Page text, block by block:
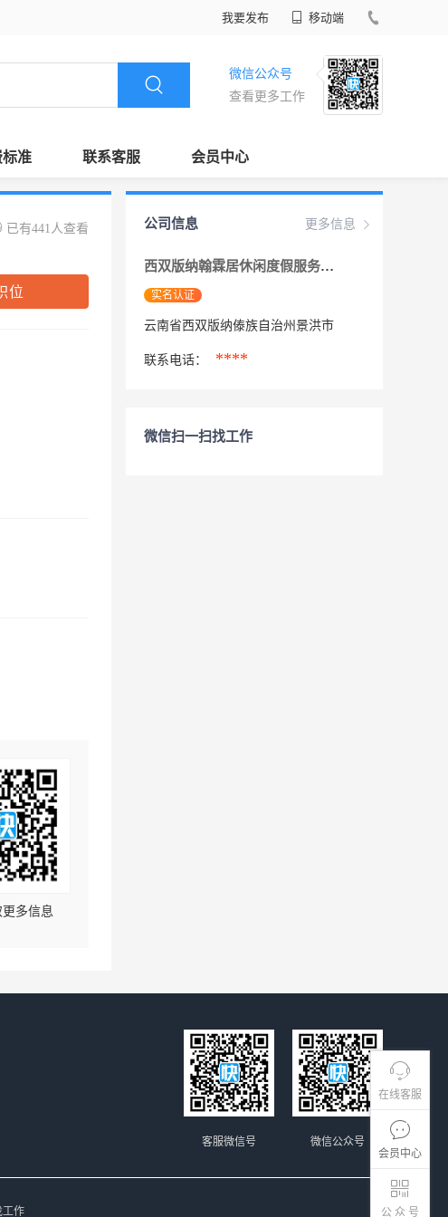
我要发布 移动端
微信公众号
查看更多工作
标准 联系客服 会员中心
在线客服
会员中心
公 众 号
已有441人查看
位
多信息
更多信息
公司信息
西双版纳翰霖居休闲度假服务有限公司
实名认证
云南省西双版纳傣族自治州景洪市
联系电话： ****
微信扫一扫找工作
微信公众号
客服微信号
工作